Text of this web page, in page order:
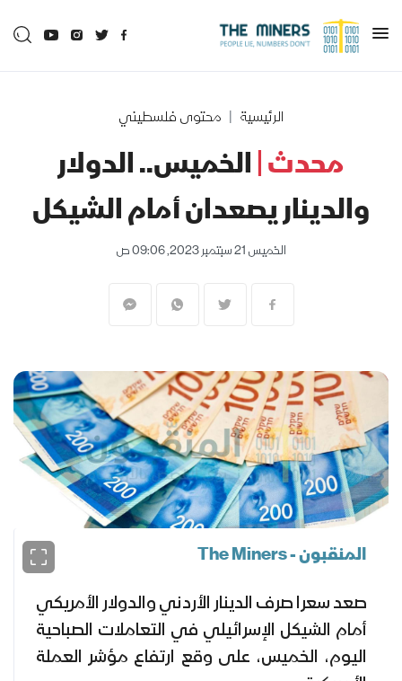
الرئيسية محتوى فلسطيني
محدث |الخميس.. الدولار
والدينار يصعدان أمام الشيكل
الخميس 21 سبتمبر 2023, 09:06 ص
المنقبون - The Miners
صعد سعرا صرف الدينار الأردني والدولار الأمريكي
أمام الشيكل الإسرائيلي في التعاملات الصباحية
اليوم، الخميس، على وقع ارتفاع مؤشر العملة